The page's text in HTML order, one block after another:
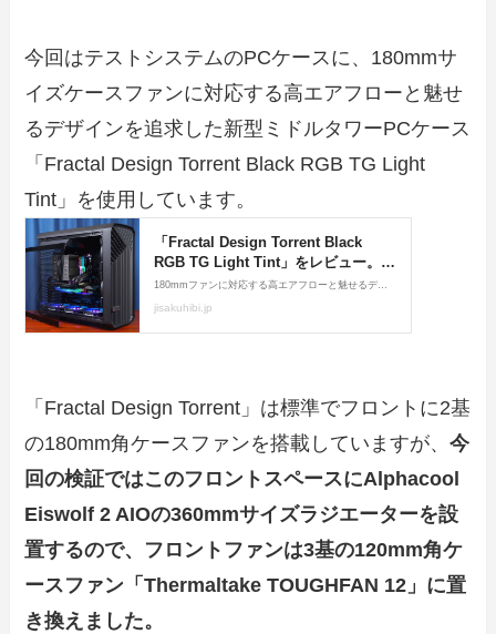
今回はテストシステムのPCケースに、180mmサ
イズケースファンに対応する高エアフローと魅せ
るデザインを追求した新型ミドルタワーPCケース
「Fractal Design Torrent Black RGB TG Light
Tint」を使用しています。
「Fractal Design Torrent」は標準でフロントに2基
の180mm角ケースファンを搭載していますが、今
回の検証ではこのフロントスペースにAlphacool
Eiswolf 2 AIOの360mmサイズラジエーターを設
置するので、フロントファンは3基の120mm角ケ
ースファン「Thermaltake TOUGHFAN 12」に置
き換えました。